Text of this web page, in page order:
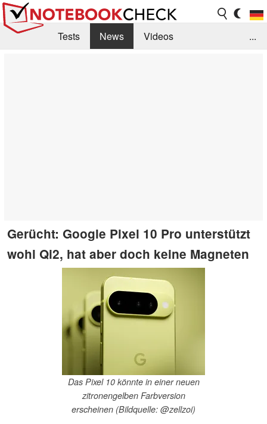
Tests News
Videos
...
Gerücht: Google Pixel 10 Pro unterstützt
wohl Qi2, hat aber doch keine Magneten
Das Pixel 10 könnte in einer neuen
zitronengelben Farbversion
erscheinen (Bildquelle: @zellzoi)